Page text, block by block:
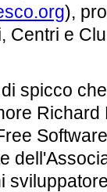
),
Centri e
spicco